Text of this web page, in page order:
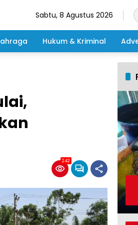
Sabtu, 8 Agustus 2026
Hukum & Kriminal
242